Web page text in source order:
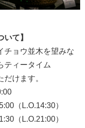
て】
チョウ並木を望みな
ティータイム
けます。
L.O.14:30）
（L.O.21:00）